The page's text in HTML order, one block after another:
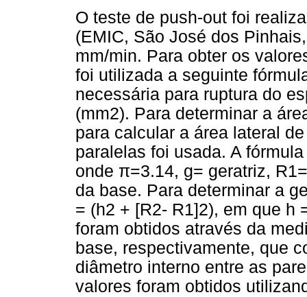
O teste de push-out foi
(EMIC, São José dos
mm/min. Para obter os
foi utilizada a seguinte
necessária para ruptura do
(mm2). Para determinar a
para calcular a área lateral
paralelas foi usada. A
onde π=3.14, g= geratriz,
da base. Para determinar a
= (h2 + [R2- R1]2), em que h
foram obtidos através da
base, respectivamente, que
diâmetro interno entre as
valores foram obtidos